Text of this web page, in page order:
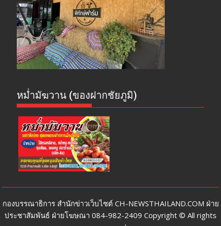
หม่ำมัฆวาน (ของฝากชัยภูมิ)
กองบรรณาธิการ สำนักข่าวเว็บไซต์ CH-NEWSTHAILAND.COM ฝ่าย
ประชาสัมพันธ์ ฝ่ายโฆษณา 084-982-2409 Copyright © All rights